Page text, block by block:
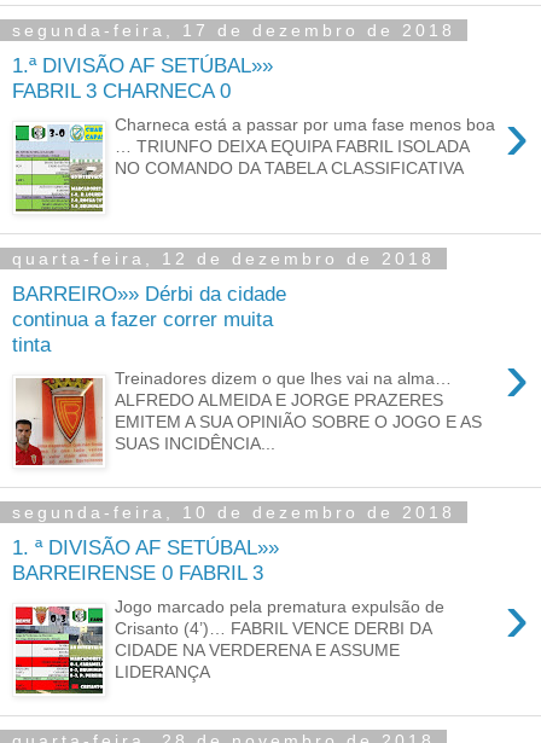
segunda-feira, 17 de dezembro de 2018
1.ª DIVISÃO AF SETÚBAL»»
FABRIL 3 CHARNECA 0
›
Charneca está a passar por uma fase menos boa
… TRIUNFO DEIXA EQUIPA FABRIL ISOLADA
NO COMANDO DA TABELA CLASSIFICATIVA
quarta-feira, 12 de dezembro de 2018
BARREIRO»» Dérbi da cidade
continua a fazer correr muita
tinta
›
Treinadores dizem o que lhes vai na alma…
ALFREDO ALMEIDA E JORGE PRAZERES
EMITEM A SUA OPINIÃO SOBRE O JOGO E AS
SUAS INCIDÊNCIA...
segunda-feira, 10 de dezembro de 2018
1. ª DIVISÃO AF SETÚBAL»»
BARREIRENSE 0 FABRIL 3
›
Jogo marcado pela prematura expulsão de
Crisanto (4’)… FABRIL VENCE DERBI DA
CIDADE NA VERDERENA E ASSUME
LIDERANÇA